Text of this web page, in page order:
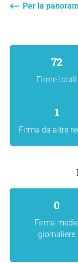
Per la
72
Firme totali
1
Firma da altre
0
Firma
giornaliere